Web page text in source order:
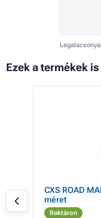
Ezek a termékek
CXS ROAD
méret
Raktáron